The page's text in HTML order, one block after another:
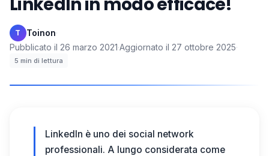
T Toinon·
Pubblicato il 26 marzo 2021·Aggiornato il 27 ottobre 2025·
5 min di lettura
LinkedIn è uno dei social network
professionali. A lungo considerata come